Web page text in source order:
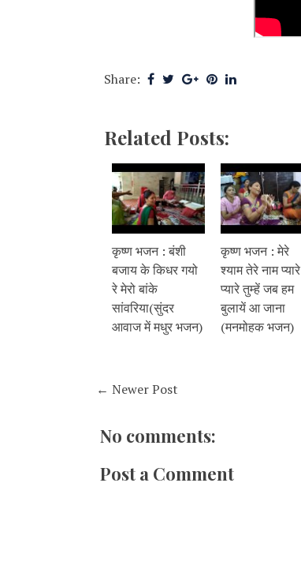
Share:
Related Posts:
कृष्ण भजन : बंशी
बजाय के किधर गयो
रे मेरो बांके
सांवरिया(सुंदर
आवाज में मधुर भजन)
कृष्ण भजन : मेरे
श्याम तेरे नाम प्यारे
प्यारे तुम्हें जब हम
बुलायें आ जाना
(मनमोहक भजन)
← Newer Post
No comments:
Post a Comment